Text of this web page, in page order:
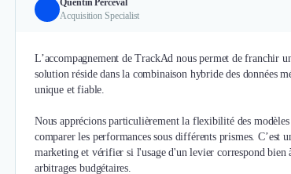
Acquisition Specialist
L’accompagnement de TrackAd nous permet de franchir
solution réside dans la combinaison hybride des données
unique et fiable.
Nous apprécions particulièrement la flexibilité des
comparer les performances sous différents prismes.
marketing et vérifier si l'usage d'un levier correspond bien
arbitrages budgétaires.